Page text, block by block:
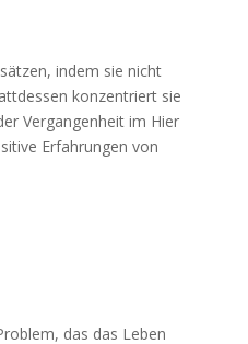
indem sie nicht
konzentriert sie
Vergangenheit im Hier
Erfahrungen von
das das Leben